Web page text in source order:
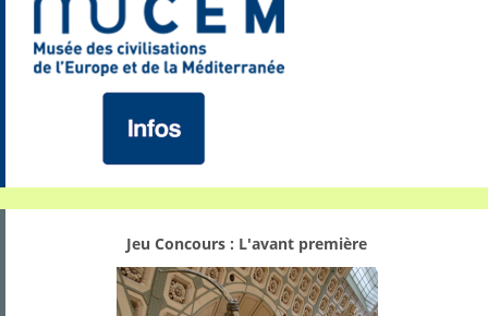
Jeu Concours : L'avant première